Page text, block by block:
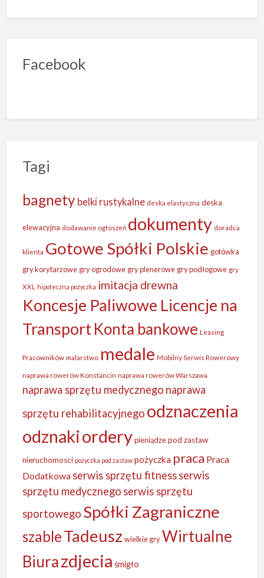
Facebook
Tagi
bagnety belki rustykalne deska elastyczna deska
elewacyjna dodawanie ogłoszeń dokumenty doradca
klienta Gotowe Spółki Polskie gotówka
gry korytarzowe gry ogrodowe gry plenerowe gry podłogowe gry
XXL hipoteczna pozyczka imitacja drewna
Koncesje Paliwowe Licencje na
TransportKonta bankowe Leasing
Pracowników malarstwo medale Mobilny Serwis Rowerowy
naprawa rowerów Konstancin naprawa rowerów Warszawa
naprawa sprzętu medycznego naprawa
sprzętu rehabilitacyjnego odznaczenia
odznakiordery pieniądze pod zastaw
nieruchomosci pozyczka pod zastaw pożyczka praca Praca
Dodatkowa serwis sprzętu fitnessserwis
sprzętu medycznego serwis sprzętu
sportowego Spółki Zagraniczne
szableTadeusz wielkie gry Wirtualne
Biurazdjecia śmigło